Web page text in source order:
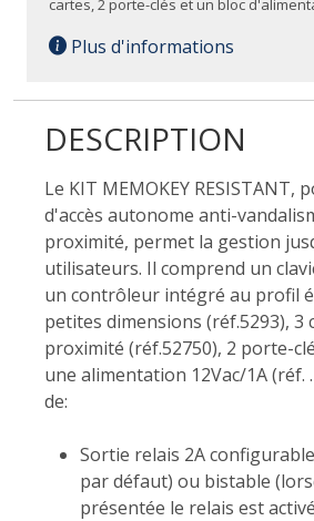
cartes, 2 porte-clés et un bloc
Plus d'informations
DESCRIPTION
Le KIT MEMOKEY RESISTANT,
d'accès autonome anti-
proximité, permet la gestion
utilisateurs. Il comprend un
un contrôleur intégré au profil
petites dimensions (réf.5293), 3
proximité (réf.52750), 2 porte-
une alimentation 12Vac/1A (réf.
de:
Sortie relais 2A
par défaut) ou bistable
présentée le relais est